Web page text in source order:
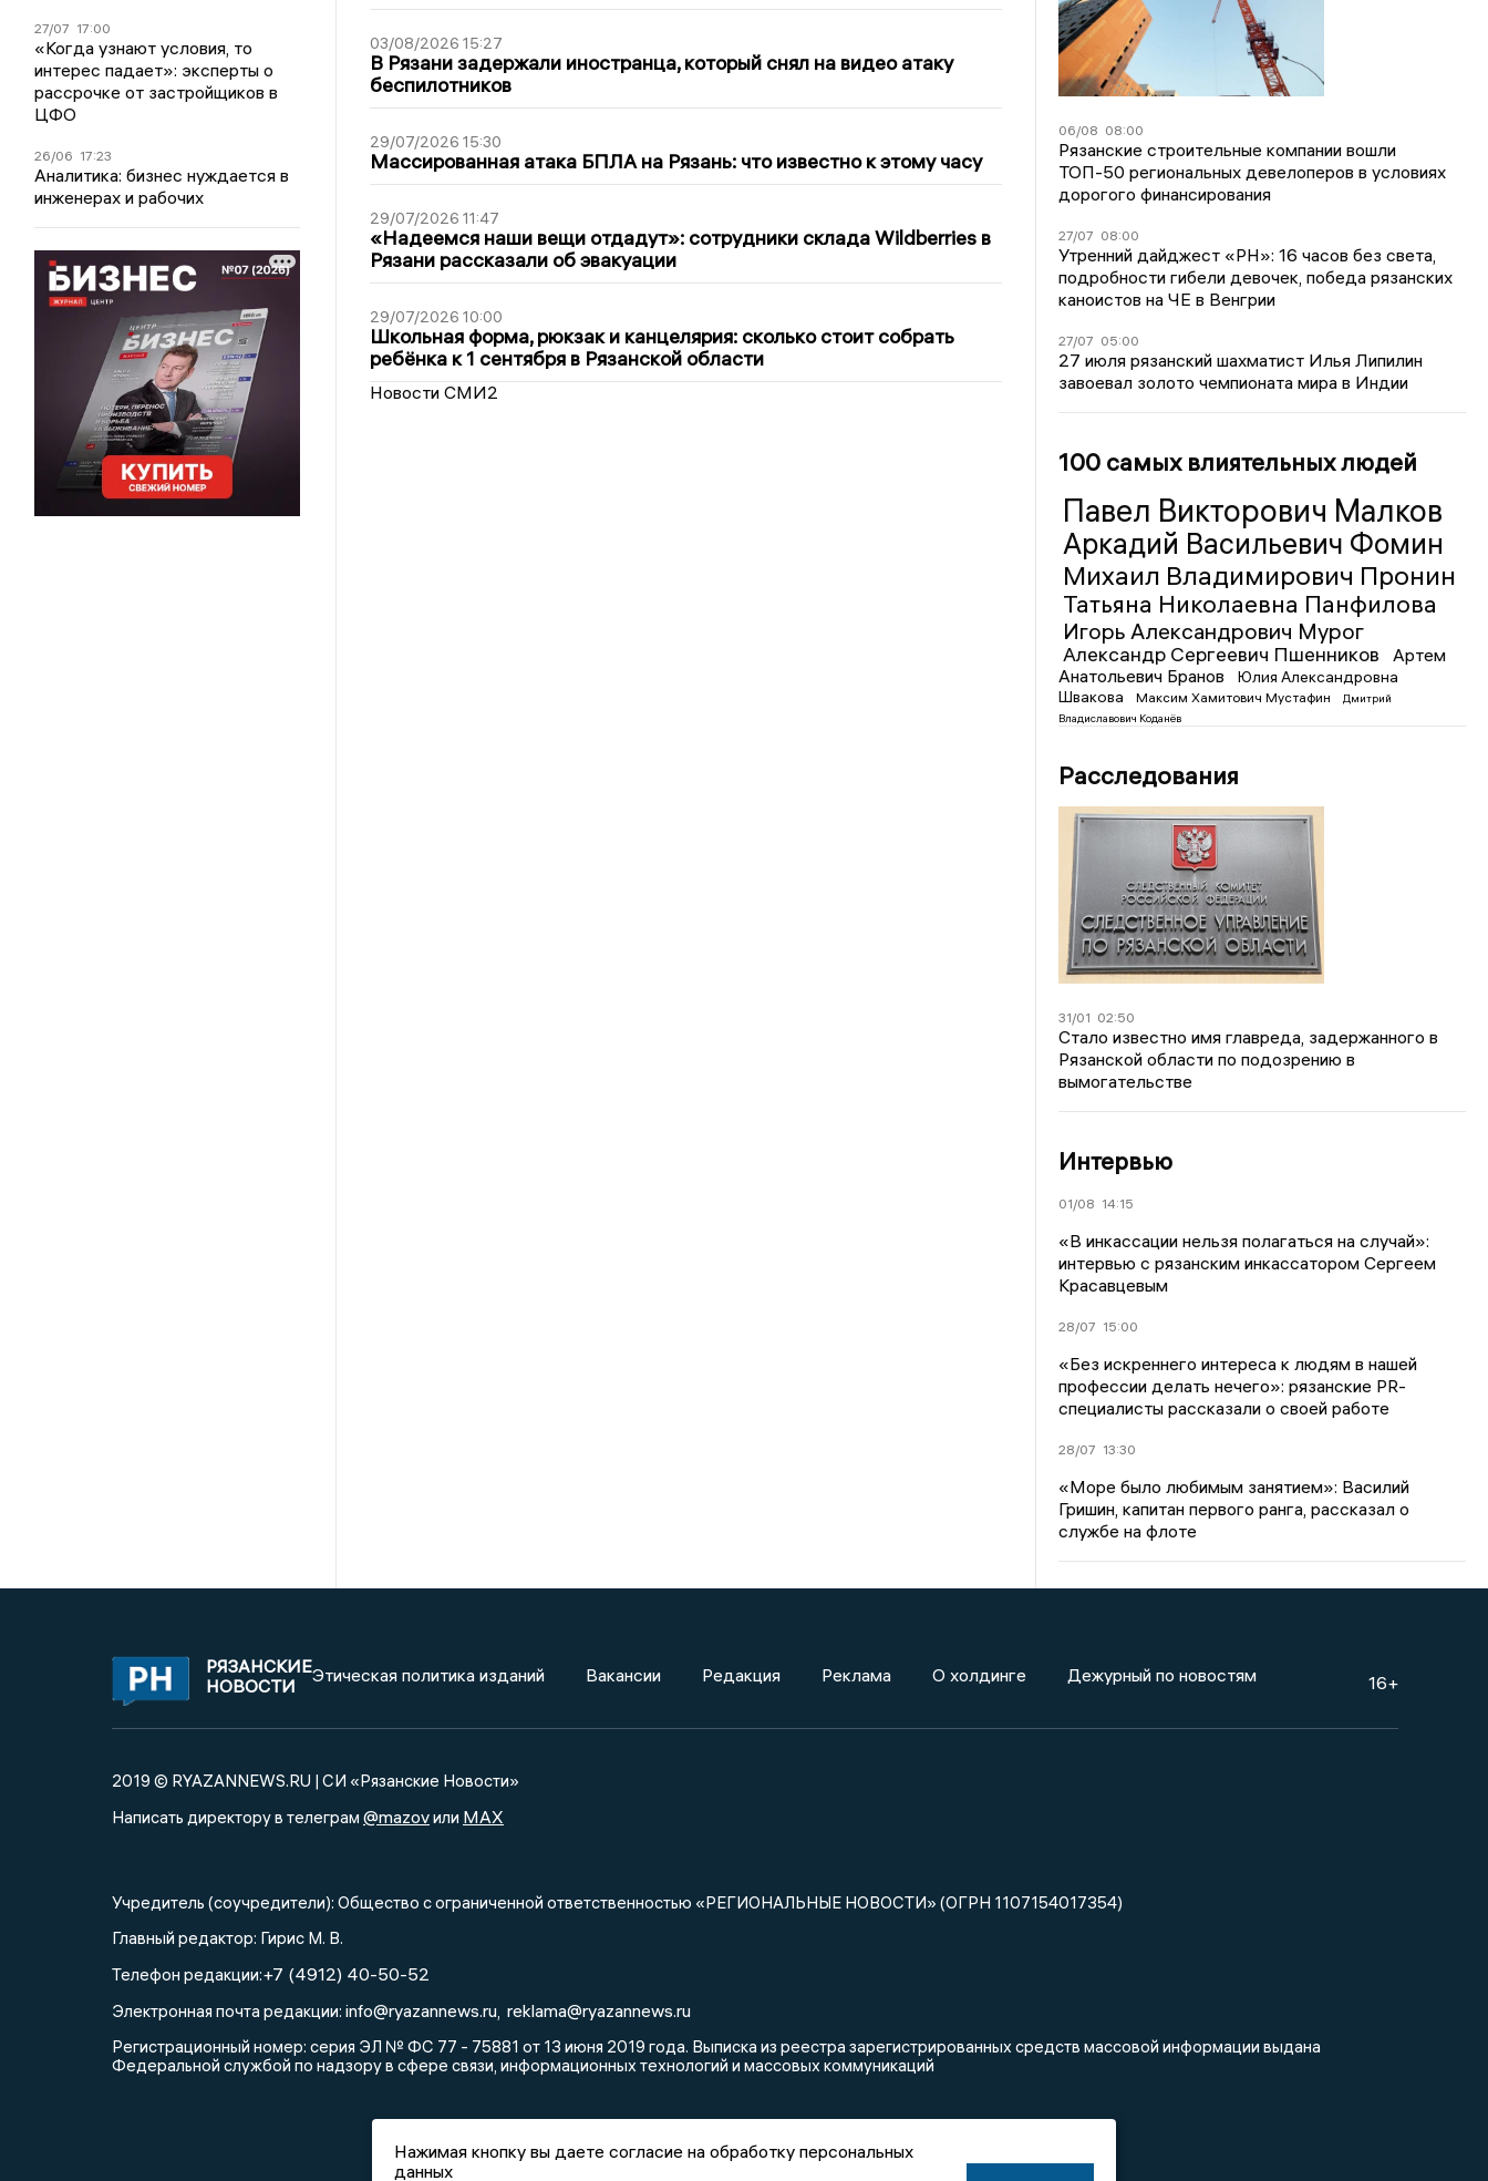
27/07 17:00
«Когда узнают условия, то
интерес падает»: эксперты о
рассрочке от застройщиков в
ЦФО
26/06 17:23
Аналитика: бизнес нуждается в
инженерах и рабочих
03/08/2026 15:27
В Рязани задержали иностранца, который снял на видео атаку
беспилотников
29/07/2026 15:30
Массированная атака БПЛА на Рязань: что известно к этому часу
29/07/2026 11:47
«Надеемся наши вещи отдадут»: сотрудники склада Wildberries в
Рязани рассказали об эвакуации
29/07/2026 10:00
Школьная форма, рюкзак и канцелярия: сколько стоит собрать
ребёнка к 1 сентября в Рязанской области
Новости СМИ2
06/08 08:00
Рязанские строительные компании вошли
ТОП-50 региональных девелоперов в условиях
дорогого финансирования
27/07 08:00
Утренний дайджест «РН»: 16 часов без света,
подробности гибели девочек, победа рязанских
каноистов на ЧЕ в Венгрии
27/07 05:00
27 июля рязанский шахматист Илья Липилин
завоевал золото чемпионата мира в Индии
100 самых влиятельных людей
Павел Викторович Малков
Аркадий Васильевич Фомин
Михаил Владимирович Пронин
Татьяна Николаевна Панфилова
Игорь Александрович Мурог
Александр Сергеевич Пшенников
Артем
Анатольевич Бранов
Юлия Александровна
Швакова
Максим Хамитович Мустафин
Дмитрий
Владиславович Коданёв
Расследования
31/01 02:50
Стало известно имя главреда, задержанного в
Рязанской области по подозрению в
вымогательстве
Интервью
01/08 14:15
«В инкассации нельзя полагаться на случай»:
интервью с рязанским инкассатором Сергеем
Красавцевым
28/07 15:00
«Без искреннего интереса к людям в нашей
профессии делать нечего»: рязанские PR-
специалисты рассказали о своей работе
28/07 13:30
«Море было любимым занятием»: Василий
Гришин, капитан первого ранга, рассказал о
службе на флоте
РЯЗАНСКИЕ
НОВОСТИ
Этическая политика изданий Вакансии Редакция Реклама О холдинге Дежурный по новостям 16+
2019 © RYAZANNEWS.RU | СИ «Рязанские Новости»
Написать директору в телеграм @mazovили MAX
Учредитель (соучредители): Общество с ограниченной ответственностью «РЕГИОНАЛЬНЫЕ НОВОСТИ» (ОГРН 1107154017354)
Главный редактор: Гирис М. В.
Телефон редакции:+7 (4912) 40-50-52
Электронная почта редакции: info@ryazannews.ru reklama@ryazannews.ru
Регистрационный номер: серия ЭЛ № ФС 77 - 75881 от 13 июня 2019 года. Выписка из реестра зарегистрированных средств массовой информации выдана
Федеральной службой по надзору в сфере связи, информационных технологий и массовых коммуникаций
Нажимая кнопку вы даете согласие на обработку персональных
данных